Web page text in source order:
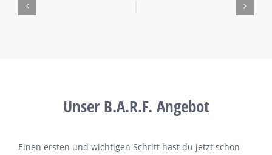
Unser B.A.R.F. Angebot
Einen ersten und wichtigen Schritt hast du jetzt schon